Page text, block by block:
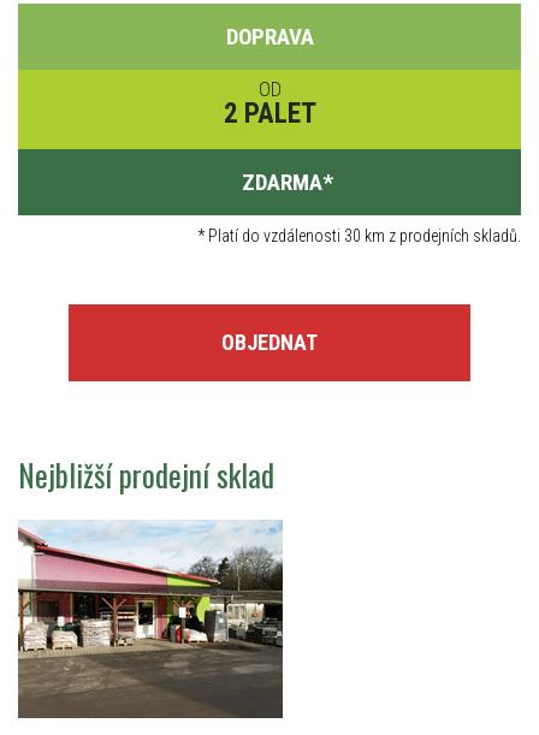
DOPRAVA
OD
2 PALET
ZDARMA*
*Platí do vzdálenosti 30 km z prodejních skladů.
OBJEDNAT
Nejbližší prodejní sklad